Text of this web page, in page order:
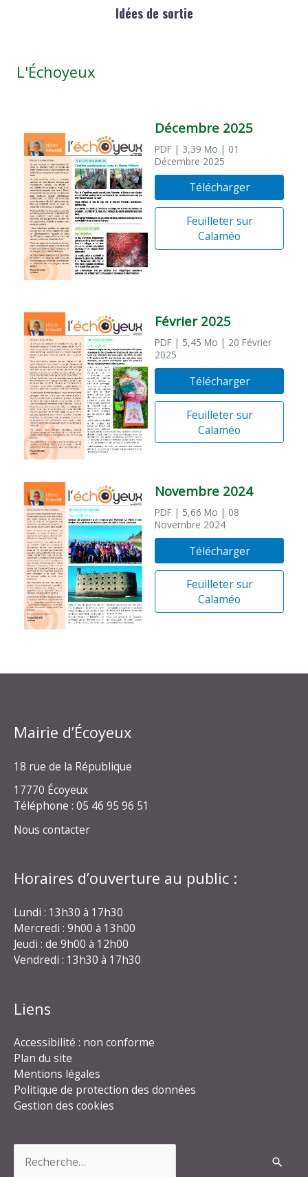
Idées de sortie
L'Échoyeux
Décembre 2025
PDF | 3,39 Mo | 01
Décembre 2025
Télécharger
Feuilleter sur
Calaméo
Février 2025
PDF | 5,45 Mo | 20 Février
2025
Télécharger
Feuilleter sur
Calaméo
Novembre 2024
PDF | 5,66 Mo | 08
Novembre 2024
Télécharger
Feuilleter sur
Calaméo
Mairie d’Écoyeux
18 rue de la République
17770 Écoyeux
Téléphone : 05 46 95 96 51
Nous contacter
Horaires d’ouverture au public :
Lundi : 13h30 à 17h30
Mercredi : 9h00 à 13h00
Jeudi : de 9h00 à 12h00
Vendredi : 13h30 à 17h30
Liens
Accessibilité : non conforme
Plan du site
Mentions légales
Politique de protection des données
Gestion des cookies